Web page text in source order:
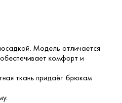
Модель отличается
комфорт и
ткань придаёт брюкам